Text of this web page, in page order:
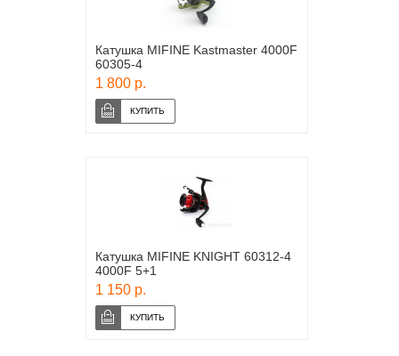
Катушка MIFINE Kastmaster 4000F
60305-4
1 800 р.
Катушка MIFINE KNIGHT 60312-4
4000F 5+1
1 150 р.